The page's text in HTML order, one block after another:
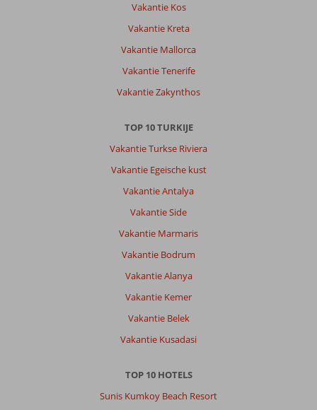
Vakantie Kos
Vakantie Kreta
Vakantie Mallorca
Vakantie Tenerife
Vakantie Zakynthos
TOP 10 TURKIJE
Vakantie Turkse Riviera
Vakantie Egeische kust
Vakantie Antalya
Vakantie Side
Vakantie Marmaris
Vakantie Bodrum
Vakantie Alanya
Vakantie Kemer
Vakantie Belek
Vakantie Kusadasi
TOP 10 HOTELS
Sunis Kumkoy Beach Resort